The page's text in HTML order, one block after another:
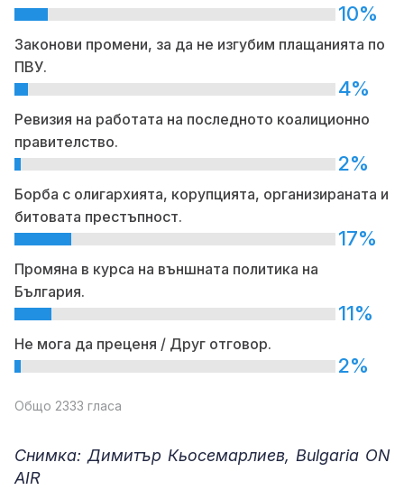
10%
Законови промени, за да не изгубим плащанията по
ПВУ.
4%
Ревизия на работата на последното коалиционно
правителство.
2%
Борба с олигархията, корупцията, организираната и
битовата престъпност.
17%
Промяна в курса на външната политика на
България.
11%
Не мога да преценя / Друг отговор.
2%
Общо 2333 гласа
Снимка: Димитър Кьосемарлиев, Bulgaria ON
AIR